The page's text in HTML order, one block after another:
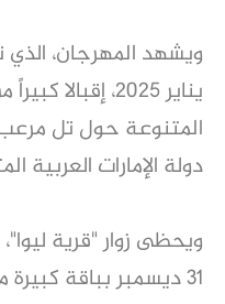
يناير 2025،
المتنوعة حول تل
دولة الإمارات العربية
ويحظى زوار "قرية
31 ديسمبر بباقة